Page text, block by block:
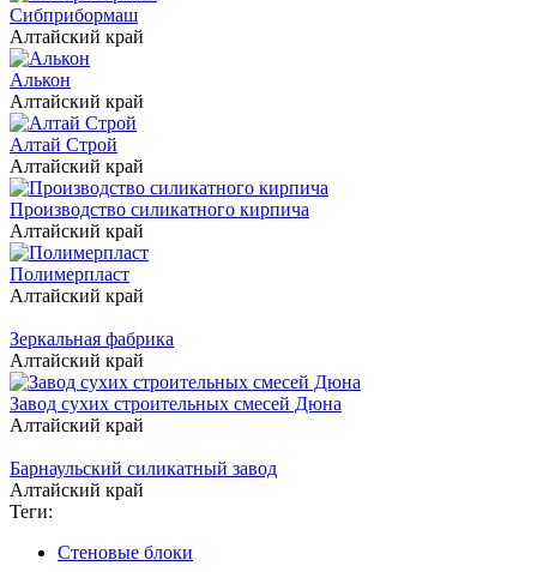
Сибприбормаш
Алтайский край
Алькон
Алтайский край
Алтай Строй
Алтайский край
Производство силикатного кирпича
Алтайский край
Полимерпласт
Алтайский край
Зеркальная фабрика
Алтайский край
Завод сухих строительных смесей Дюна
Алтайский край
Барнаульский силикатный завод
Алтайский край
Теги:
Стеновые блоки